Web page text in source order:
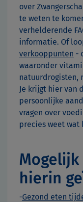
over
te weten te
verhelderende
informatie. Of
verkooppunten -
waaronder
natuurdrogisten,
Je krijgt hier van
persoonlijke
vragen over
precies weet wat
hierin
-Gezond eten